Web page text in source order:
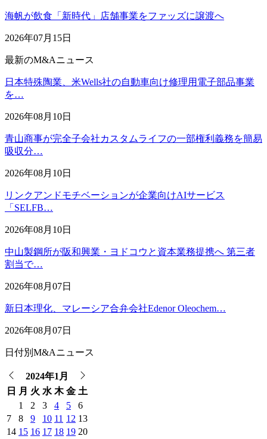
海帆が飲食「新時代」店舗事業をファッズに譲渡へ
2026年07月15日
最新のM&Aニュース
日本特殊陶業、米Wells社の自動車向け修理用電子部品事業
を…
2026年08月10日
青山商事が完全子会社カスタムライフの一部権利義務を簡易
吸収分…
2026年08月10日
リンクアンドモチベーションが企業向けAIサービス
「SELFB…
2026年08月10日
中山製鋼所が阪和興業・ヨドコウと資本業務提携へ 第三者
割当で…
2026年08月07日
新日本理化、マレーシア合弁会社Edenor Oleochem…
2026年08月07日
日付別M&Aニュース
2024年1月
日
月 火 水 木 金 土
1
2 3 4 5
6
7
8 9 10 11 12 13
14 15 16 17 18 19 20